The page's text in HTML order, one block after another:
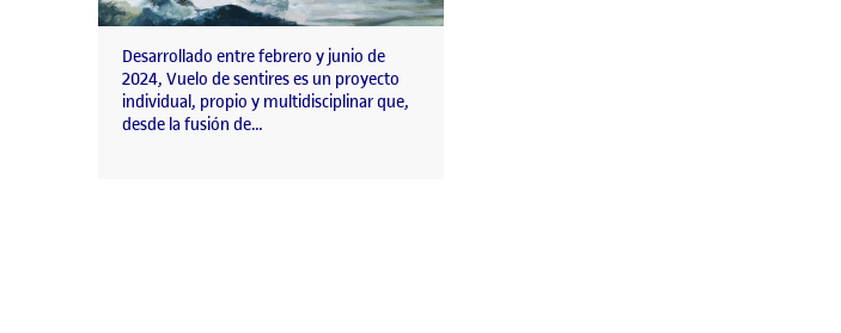
Desarrollado entre febrero y junio de
2024, Vuelo de sentires es un proyecto
individual, propio y multidisciplinar que,
desde la fusión de…